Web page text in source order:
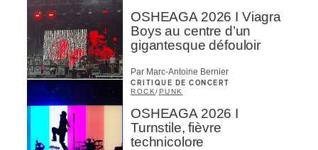
OSHEAGA 2026 I Viagra
Boys au centre d’un
gigantesque défouloir
Par Marc-Antoine Bernier
CRITIQUE DE CONCERT
ROCK/PUNK
OSHEAGA 2026 I
Turnstile, fièvre
technicolore